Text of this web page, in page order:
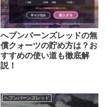
へブンバーンズレッドの無
償クォーツの貯め方は？お
すすめの使い道も徹底解
説！
ヘブンバーンズレッド